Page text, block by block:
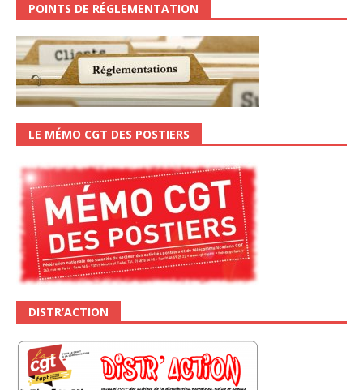
POINTS DE RÉGLEMENTATION
LE MÉMO CGT DES POSTIERS
DISTR’ACTION